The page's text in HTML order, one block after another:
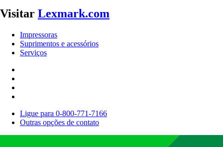
Visitar Lexmark.com
Impressoras
Suprimentos e acessórios
Serviços
Ligue para 0-800-771-7166
Outras opções de contato